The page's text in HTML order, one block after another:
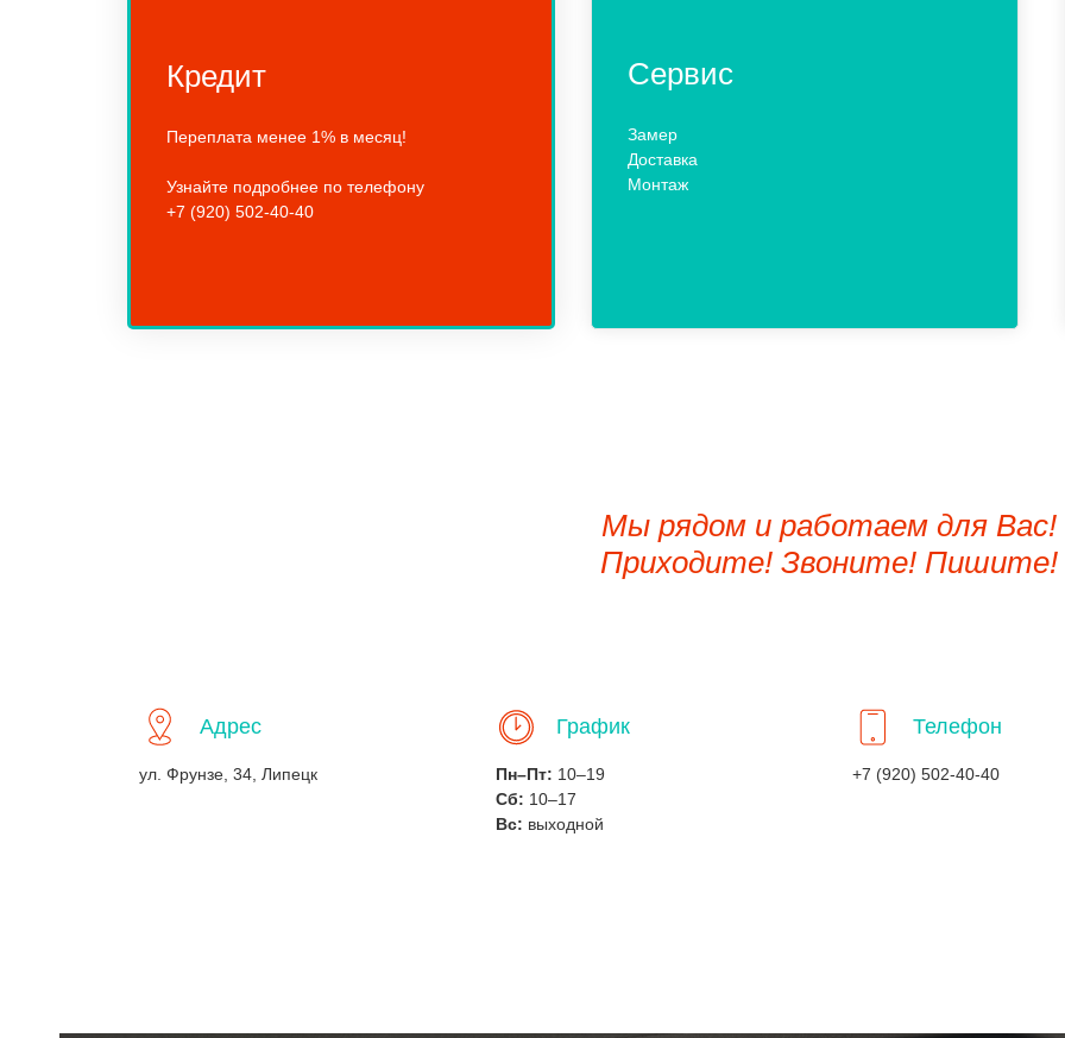
Кредит
Переплата менее 1% в месяц!
Узнайте подробнее по телефону
+7 (920) 502-40-40
Сервис
Замер
Доставка
Монтаж
Мы рядом и работаем для Вас!
Приходите! Звоните! Пишите!
Адрес
ул. Фрунзе, 34, Липецк
График
Пн–Пт: 10–19
Сб: 10–17
Вс: выходной
Телефон
+7 (920) 502-40-40